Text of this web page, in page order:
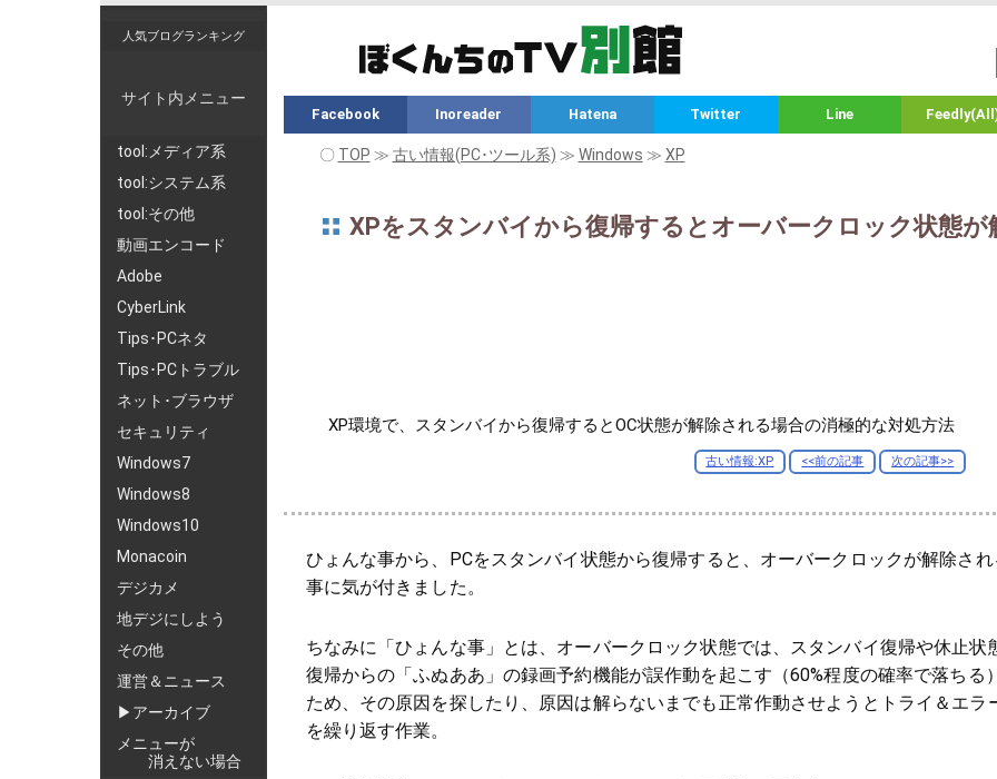
人気ブログランキング
サイト内メニュー
tool:メディア系
tool:システム系
tool:その他
動画エンコード
Adobe
CyberLink
Tips･PCネタ
Tips･PCトラブル
ネット･ブラウザ
セキュリティ
Windows7
Windows8
Windows10
Monacoin
デジカメ
地デジにしよう
その他
運営＆ニュース
▶アーカイブ
メニューが
消えない場合
Facebook Inoreader Hatena Twitter Line
〇 TOP ≫ 古い情報(PC･ツール系) ≫ Windows ≫ XP
XPをスタンバイから復帰するとオーバークロック状態が
XP環境で、スタンバイから復帰するとOC状態が解除される場合の消極的な対処方法
古い情報:XP <<前の記事 次の記事>>
ひょんな事から、PCをスタンバイ状態から復帰すると、オーバークロックが解除され
事に気が付きました。
ちなみに「ひょんな事」とは、オーバークロック状態では、スタンバイ復帰や休止状
復帰からの「ふぬああ」の録画予約機能が誤作動を起こす（60%程度の確率で落ちる
ため、その原因を探したり、原因は解らないまでも正常作動させようとトライ＆エラ
を繰り返す作業。